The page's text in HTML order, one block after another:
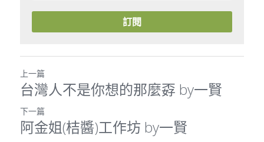
訂閱
上一篇
台灣人不是你想的那麼孬 by一賢
下一篇
阿金姐(桔醬)工作坊 by一賢